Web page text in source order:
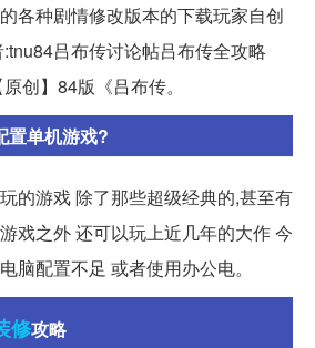
各种剧情修改版本的下载玩家自创
吕布传讨论帖吕布传全攻略
创】84版《吕布传。
置单机游戏?
的游戏 除了那些超级经典的,甚至有
戏之外 还可以玩上近几年的大作 今
脑配置不足 或者使用办公电。
修攻略